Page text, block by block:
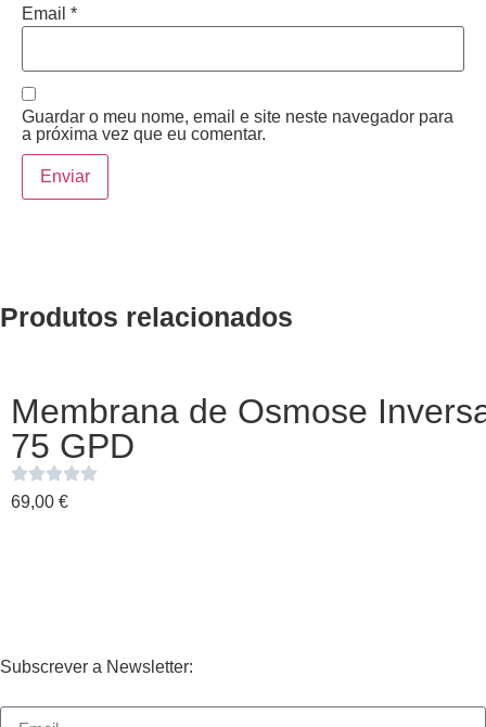
Email *
Guardar o meu nome, email e site neste navegador para
a próxima vez que eu comentar.
Produtos relacionados
Membrana de Osmose
75 GPD
69,00 €
Subscrever a Newsletter: